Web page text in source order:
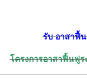
รับ อาสาฟื้
โครงการอาสาฟื้นฟู